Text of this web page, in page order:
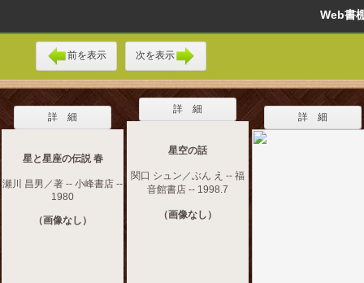
Web
前を表示 次を表示
詳 細
星と星座の伝説 春
瀬川 昌男／著 -- 小峰書店 --
1980
（画像なし）
詳 細
星空の話
関口 シュン／ぶん え -- 福
音館書店 -- 1998.7
（画像なし）
詳 細